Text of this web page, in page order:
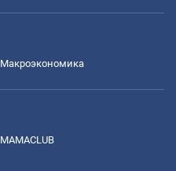
Mакроэкономика
MAMACLUB